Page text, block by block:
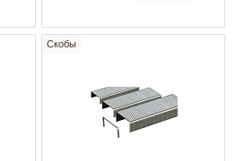
Скобы